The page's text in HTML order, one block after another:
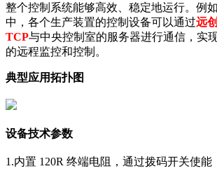
整个控制系统能够高效、稳定地运行。例
中，各个生产装置的控制设备可以通过远
TCP与中央控制室的服务器进行通信，实
的远程监控和控制。
典型应用拓扑图
设备技术参数
1.内置 120R 终端电阻，通过拨码开关使能